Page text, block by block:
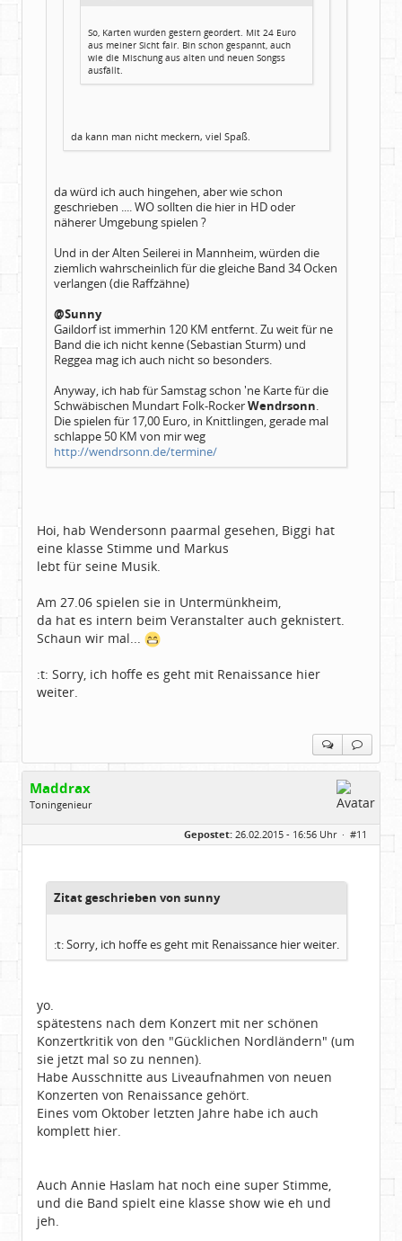
So, Karten wurden gestern geordert. Mit 24 Euro
aus meiner Sicht fair. Bin schon gespannt, auch
wie die Mischung aus alten und neuen Songss
ausfällt.
da kann man nicht meckern, viel Spaß.
da würd ich auch hingehen, aber wie schon
geschrieben .... WO sollten die hier in HD oder
näherer Umgebung spielen ?
Und in der Alten Seilerei in Mannheim, würden die
ziemlich wahrscheinlich für die gleiche Band 34 Ocken
verlangen (die Raffzähne)
@Sunny
Gaildorf ist immerhin 120 KM entfernt. Zu weit für ne
Band die ich nicht kenne (Sebastian Sturm) und
Reggea mag ich auch nicht so besonders.
Anyway, ich hab für Samstag schon 'ne Karte für die
Schwäbischen Mundart Folk-RockerWendrsonn.
Die spielen für 17,00 Euro, in Knittlingen, gerade mal
schlappe 50 KM von mir weg
http://wendrsonn.de/termine/
Hoi, hab Wendersonn paarmal gesehen, Biggi hat
eine klasse Stimme und Markus
lebt für seine Musik.
Am 27.06 spielen sie in Untermünkheim,
da hat es intern beim Veranstalter auch geknistert.
Schaun wir mal...
:t: Sorry, ich hoffe es geht mit Renaissance hier
weiter.
Maddrax
Toningenieur
Geschlecht:
keine Angabe
Beiträge:
5930
Gepostet: 26.02.2015 - 16:56 Uhr · #11
Zitat geschrieben von sunny
:t: Sorry, ich hoffe es geht mit Renaissance hier weiter.
yo.
spätestens nach dem Konzert mit ner schönen
Konzertkritik von den "Gücklichen Nordländern" (um
sie jetzt mal so zu nennen).
Habe Ausschnitte aus Liveaufnahmen von neuen
Konzerten von Renaissance gehört.
Eines vom Oktober letzten Jahre habe ich auch
komplett hier.
Auch Annie Haslam hat noch eine super Stimme,
und die Band spielt eine klasse show wie eh und
jeh.